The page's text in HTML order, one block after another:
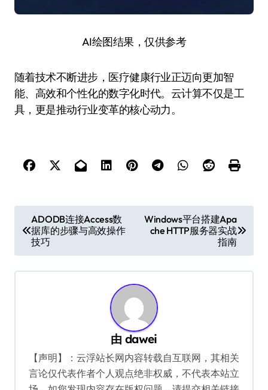
AI绘图结果，仅供参考
随着技术不断进步，医疗健康行业正迈向更加智
能、高效和个性化的数字化时代。云计算不仅是工
具，更是推动行业变革的核心动力。
章
导
航
ADODB连接Access数
据库的步骤与高效操作
技巧
Windows平台搭建Apa
che HTTP服务器实战
指南
由dawei
【声明】：云浮站长网内容转载自互联网，其相关
言论仅代表作者个人观点绝非权威，不代表本站立